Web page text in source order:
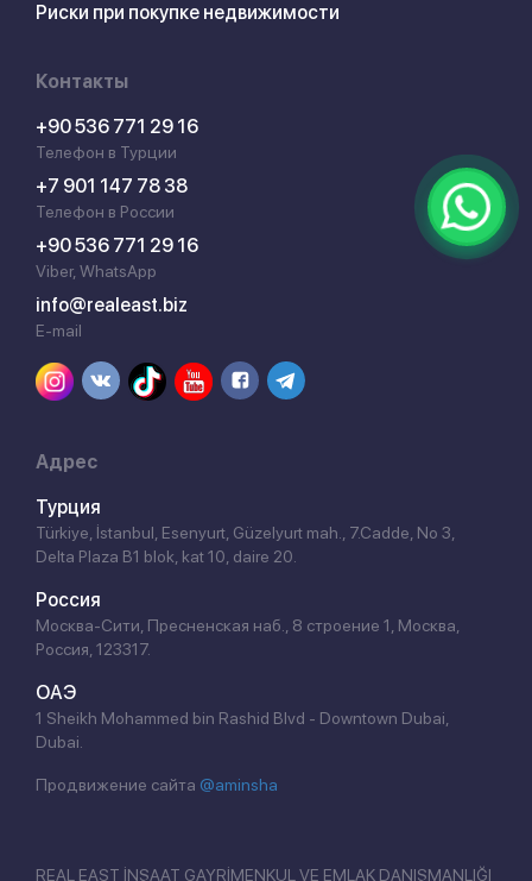
Риски при покупке недвижимости
Контакты
+90 536 771 29 16
Телефон в Турции
+7 901 147 78 38
Телефон в России
+90 536 771 29 16
Viber, WhatsApp
info@realeast.biz
E-mail
Адрес
Турция
Türkiye, İstanbul, Esenyurt, Güzelyurt mah., 7.Cadde, No 3,
Delta Plaza B1 blok, kat 10, daire 20.
Россия
Москва-Сити, Пресненская наб., 8 строение 1, Москва,
Россия, 123317.
ОАЭ
1 Sheikh Mohammed bin Rashid Blvd - Downtown Dubai,
Dubai.
Продвижение сайта @aminsha
REAL EAST İNŞAAT GAYRİMENKUL VE EMLAK DANIŞMANLIĞI